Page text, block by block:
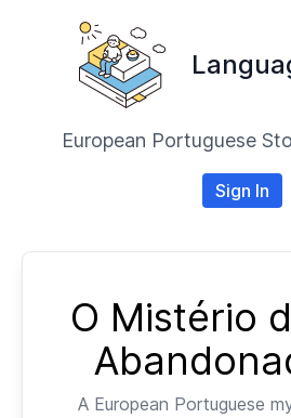
European Portuguese
Sign In
O Mistério
A European Portuguese